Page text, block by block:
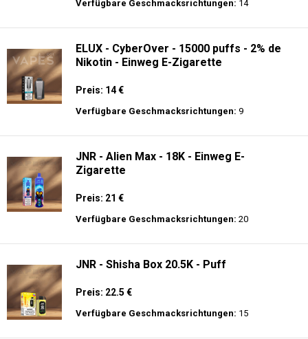
Verfügbare Geschmacksrichtungen: 14
ELUX - CyberOver - 15000 puffs - 2% de
Nikotin - Einweg E-Zigarette
Preis: 14 €
Verfügbare Geschmacksrichtungen: 9
JNR - Alien Max - 18K - Einweg E-
Zigarette
Preis: 21 €
Verfügbare Geschmacksrichtungen: 20
JNR - Shisha Box 20.5K - Puff
Preis: 22.5 €
Verfügbare Geschmacksrichtungen: 15